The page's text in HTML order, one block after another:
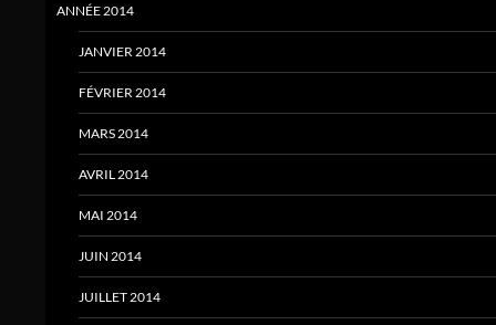
ANNÉE 2014
JANVIER 2014
FÉVRIER 2014
MARS 2014
AVRIL 2014
MAI 2014
JUIN 2014
JUILLET 2014